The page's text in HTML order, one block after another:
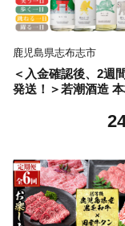
鹿児島県志布志市
＜入金確認後、2週
発送！＞若潮酒造
飲み比べセット
ぎ焼酎 いも焼酎 ハ
にもぴったり樽熟成
焼酎 b4-011-2w